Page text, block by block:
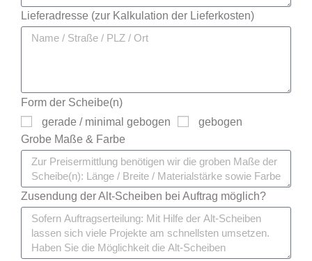
Lieferadresse (zur Kalkulation der Lieferkosten)
Form der Scheibe(n)
gerade / minimal gebogen
gebogen
Grobe Maße & Farbe
Zusendung der Alt-Scheiben bei Auftrag möglich?